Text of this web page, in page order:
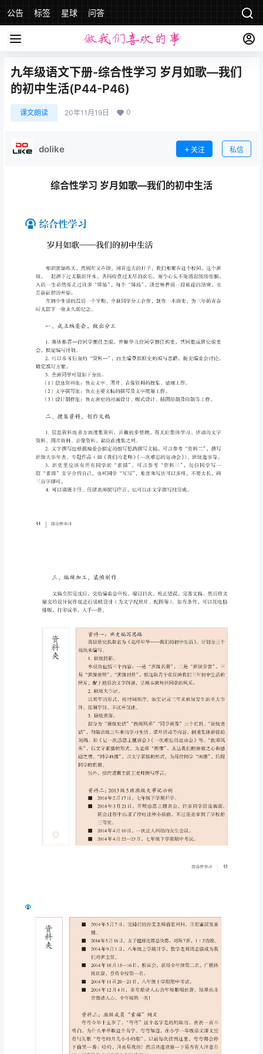
公告 标签 星球 问答
九年级语文下册-综合性学习 岁月如歌—我们
的初中生活(P44-P46)
课文朗读 20年11月19日 0
dolike 关注 私信
综合性学习 岁月如歌—我们的初中生活